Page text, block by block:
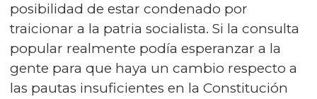
posibilidad de estar condenado por
traicionar a la patria socialista. Si la consulta
popular realmente podía esperanzar a la
gente para que haya un cambio respecto a
las pautas insuficientes en la Constitución